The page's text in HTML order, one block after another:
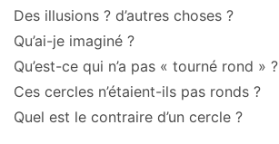
Des illusions ? d’autres choses ?
Qu’ai-je imaginé ?
Qu’est-ce qui n’a pas « tourné rond » ?
Ces cercles n’étaient-ils pas ronds ?
Quel est le contraire d’un cercle ?